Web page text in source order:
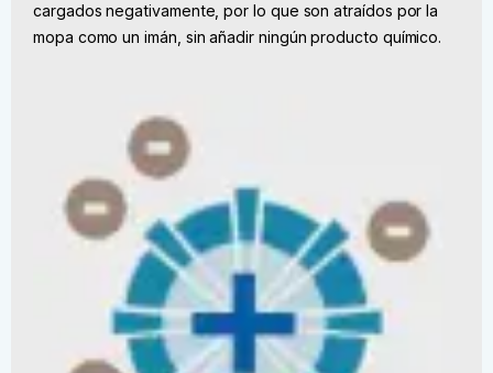
cargados negativamente, por lo que son atraídos por la
mopa como un imán, sin añadir ningún producto químico.